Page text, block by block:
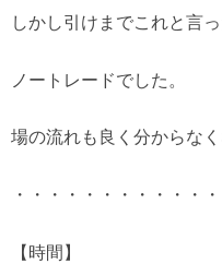
しかし引けまでこれと言
ノートレードでした。
場の流れも良く分からな
・・・・・・・・・・・
【時間】